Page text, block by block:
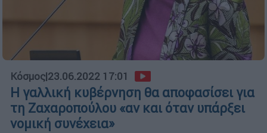
Κόσμος|23.06.2022 17:01
Η γαλλική κυβέρνηση θα αποφασίσει για
τη Ζαχαροπούλου «αν και όταν υπάρξει
νομική συνέχεια»